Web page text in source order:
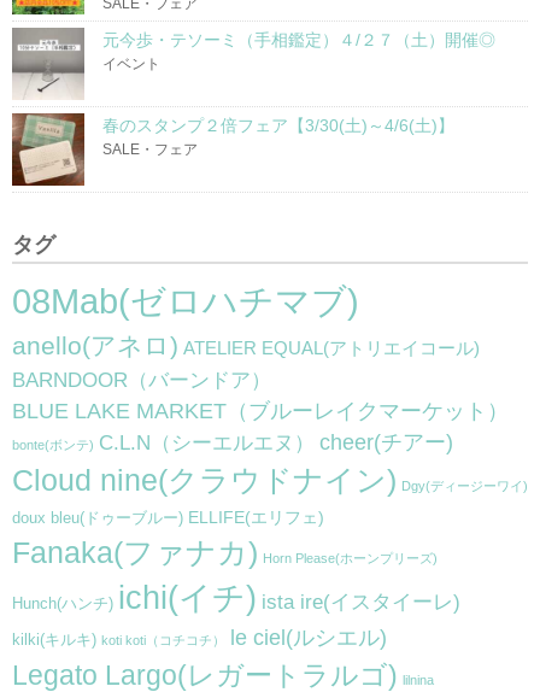
SALE・フェア
元今歩・テソーミ（手相鑑定）４/２７（土）開催◎
イベント
春のスタンプ２倍フェア【3/30(土)～4/6(土)】
SALE・フェア
タグ
08Mab(ゼロハチマブ)
anello(アネロ) ATELIER EQUAL(アトリエイコール)
BARNDOOR（バーンドア）
BLUE LAKE MARKET（ブルーレイクマーケット）
bonte(ボンテ) C.L.N（シーエルエヌ） cheer(チアー)
Cloud nine(クラウドナイン) Dgy(ディージーワイ)
doux bleu(ドゥーブルー) ELLIFE(エリフェ)
Fanaka(ファナカ) Horn Please(ホーンプリーズ)
Hunch(ハンチ) ichi(イチ) ista ire(イスタイーレ)
kilki(キルキ) koti koti（コチコチ） le ciel(ルシエル)
Legato Largo(レガートラルゴ) lilnina